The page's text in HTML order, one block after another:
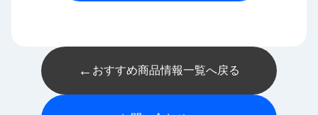
← おすすめ商品情報一覧へ戻る